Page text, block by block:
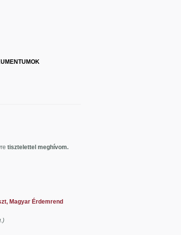
tisztelettel meghívom.
Magyar Érdemrend